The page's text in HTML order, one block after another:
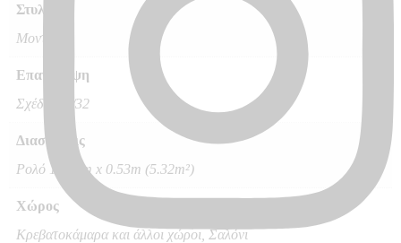
Στυλ
Μοντέρνο
Επανάληψη
Σχέδιο 64/32
Διαστάσεις
Ρολό 10.05m x 0.53m (5.32m²)
Χώρος
Κρεβατοκάμαρα και άλλοι χώροι, Σαλόνι